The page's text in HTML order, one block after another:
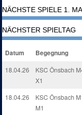
NÄCHSTE SPIELE 1.
NÄCHSTER SPIELTAG
Datum Begegnung
18.04.26
KSC Önsbach
X1
18.04.26
KSC Önsbach
M1